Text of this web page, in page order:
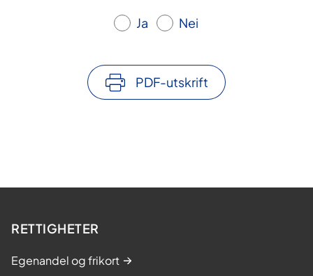
Ja Nei
PDF-utskrift
RETTIGHETER
Egenandel og frikort